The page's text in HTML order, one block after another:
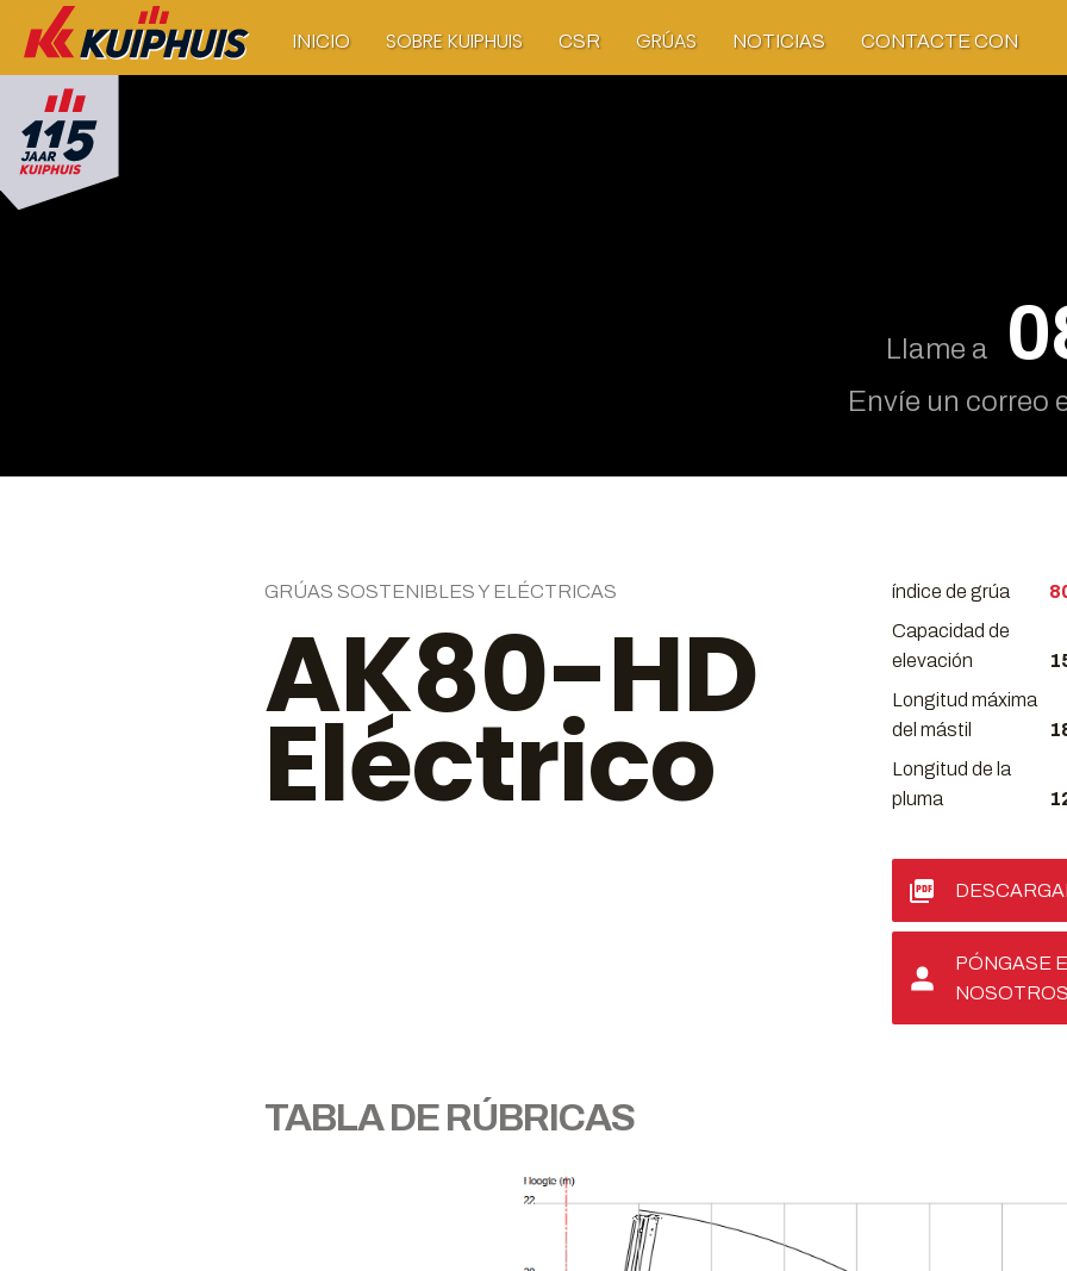
INICIO SOBRE KUIPHUIS CSR GRÚAS NOTICIAS CONTACTE CON
Llame a
Envíe un correo
GRÚAS SOSTENIBLES Y ELÉCTRICAS
AK80-HD
Eléctrico
índice de grúa
Capacidad de
elevación
Longitud máxima
del mástil
Longitud de la
pluma
PÓNGASE
NOSOTROS
TABLA DE RÚBRICAS